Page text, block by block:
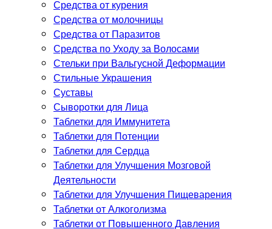
Средства от курения
Средства от молочницы
Средства от Паразитов
Средства по Уходу за Волосами
Стельки при Вальгусной Деформации
Стильные Украшения
Суставы
Сыворотки для Лица
Таблетки для Иммунитета
Таблетки для Потенции
Таблетки для Сердца
Таблетки для Улучшения Мозговой
Деятельности
Таблетки для Улучшения Пищеварения
Таблетки от Алкоголизма
Таблетки от Повышенного Давления